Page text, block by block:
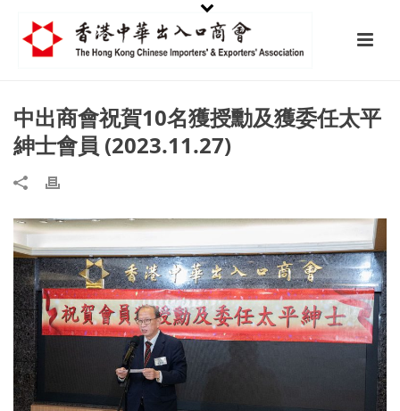
中出商會祝賀10名獲授勳及獲委任太平
紳士會員 (2023.11.27)